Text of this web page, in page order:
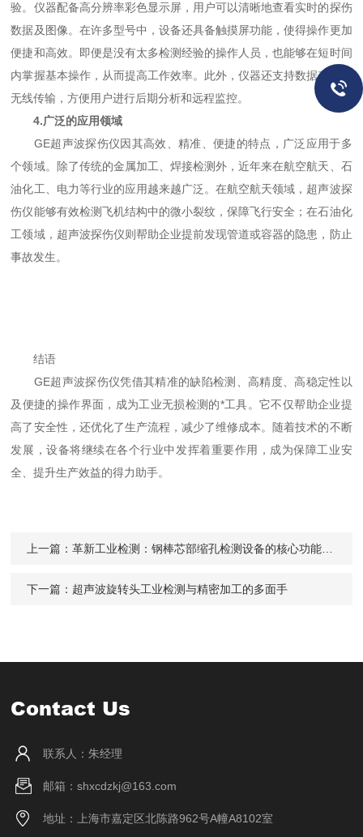
验。仪器配备高分辨率彩色显示屏，用户可以清晰地查看实时的探伤
数据及图像。在许多型号中，设备还具备触摸屏功能，使得操作更加
便捷和高效。即便是没有太多检测经验的操作人员，也能够在短时间
内掌握基本操作，从而提高工作效率。此外，仪器还支持数据存储和
无线传输，方便用户进行后期分析和远程监控。
4.广泛的应用领域
GE超声波探伤仪因其高效、精准、便捷的特点，广泛应用于多
个领域。除了传统的金属加工、焊接检测外，近年来在航空航天、石
油化工、电力等行业的应用越来越广泛。在航空航天领域，超声波探
伤仪能够有效检测飞机结构中的微小裂纹，保障飞行安全；在石油化
工领域，超声波探伤仪则帮助企业提前发现管道或容器的隐患，防止
事故发生。
结语
GE超声波探伤仪凭借其精准的缺陷检测、高精度、高稳定性以
及便捷的操作界面，成为工业无损检测的*工具。它不仅帮助企业提
高了安全性，还优化了生产流程，减少了维修成本。随着技术的不断
发展，设备将继续在各个行业中发挥着重要作用，成为保障工业安
全、提升生产效益的得力助手。
上一篇：革新工业检测：钢棒芯部缩孔检测设备的核心功能与应用
下一篇： 超声波旋转头工业检测与精密加工的多面手
Contact Us
联系人：朱经理
邮箱：shxcdzkj@163.com
地址：上海市嘉定区北陈路962号A幢A8102室